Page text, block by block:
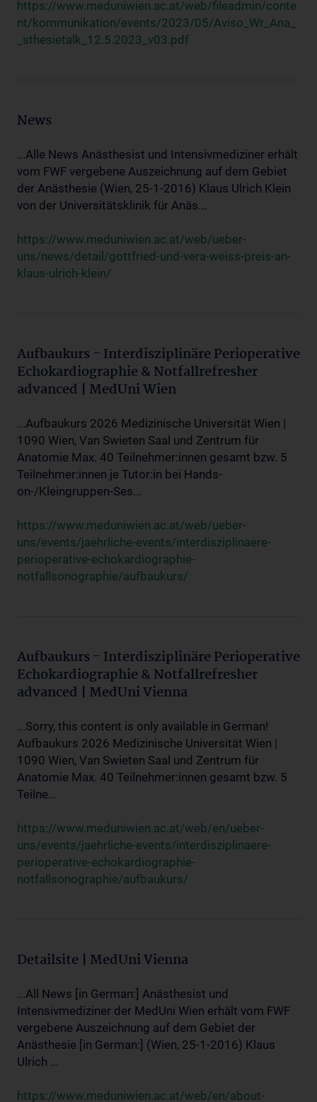
https://www.meduniwien.ac.at/web/fileadmin/conte
nt/kommunikation/events/2023/05/Aviso_Wr_Ana_
_sthesietalk_12.5.2023_v03.pdf
News
...Alle News Anästhesist und Intensivmediziner erhält
vom FWF vergebene Auszeichnung auf dem Gebiet
der Anästhesie (Wien, 25-1-2016) Klaus Ulrich Klein
von der Universitätsklinik für Anäs...
https://www.meduniwien.ac.at/web/ueber-
uns/news/detail/gottfried-und-vera-weiss-preis-an-
klaus-ulrich-klein/
Aufbaukurs - Interdisziplinäre Perioperative
Echokardiographie & Notfallrefresher
advanced | MedUni Wien
...Aufbaukurs 2026 Medizinische Universität Wien |
1090 Wien, Van Swieten Saal und Zentrum für
Anatomie Max. 40 Teilnehmer:innen gesamt bzw. 5
Teilnehmer:innen je Tutor:in bei Hands-
on-/Kleingruppen-Ses...
https://www.meduniwien.ac.at/web/ueber-
uns/events/jaehrliche-events/interdisziplinaere-
perioperative-echokardiographie-
notfallsonographie/aufbaukurs/
Aufbaukurs - Interdisziplinäre Perioperative
Echokardiographie & Notfallrefresher
advanced | MedUni Vienna
...Sorry, this content is only available in German!
Aufbaukurs 2026 Medizinische Universität Wien |
1090 Wien, Van Swieten Saal und Zentrum für
Anatomie Max. 40 Teilnehmer:innen gesamt bzw. 5
Teilne...
https://www.meduniwien.ac.at/web/en/ueber-
uns/events/jaehrliche-events/interdisziplinaere-
perioperative-echokardiographie-
notfallsonographie/aufbaukurs/
Detailsite | MedUni Vienna
...All News [in German:] Anästhesist und
Intensivmediziner der MedUni Wien erhält vom FWF
vergebene Auszeichnung auf dem Gebiet der
Anästhesie [in German:] (Wien, 25-1-2016) Klaus
Ulrich ...
https://www.meduniwien.ac.at/web/en/about-